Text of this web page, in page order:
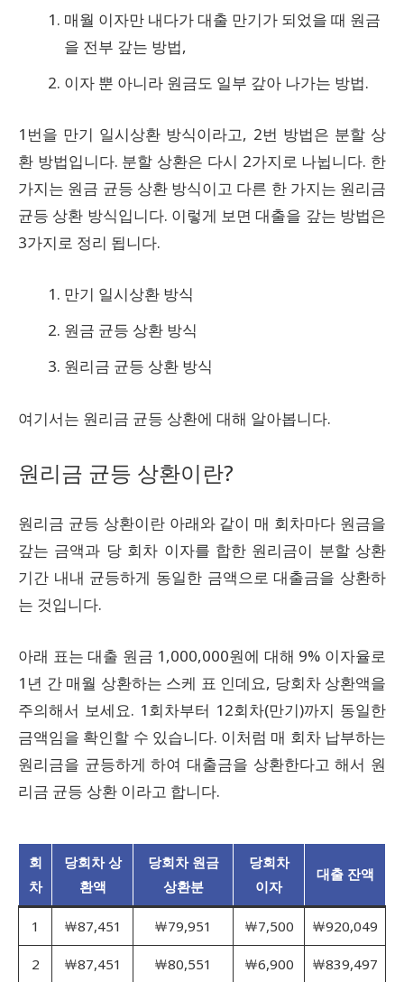
매월 이자만 내다가 대출 만기가 되었을 때 원금
을 전부 갚는 방법,
이자 뿐 아니라 원금도 일부 갚아 나가는 방법.
1번을 만기 일시상환 방식이라고, 2번 방법은 분할 상
환 방법입니다. 분할 상환은 다시 2가지로 나뉩니다. 한
가지는 원금 균등 상환 방식이고 다른 한 가지는 원리금
균등 상환 방식입니다. 이렇게 보면 대출을 갚는 방법은
3가지로 정리 됩니다.
만기 일시상환 방식
원금 균등 상환 방식
원리금 균등 상환 방식
여기서는 원리금 균등 상환에 대해 알아봅니다.
원리금 균등 상환이란?
원리금 균등 상환이란 아래와 같이 매 회차마다 원금을
갚는 금액과 당 회차 이자를 합한 원리금이 분할 상환
기간 내내 균등하게 동일한 금액으로 대출금을 상환하
는 것입니다.
아래 표는 대출 원금 1,000,000원에 대해 9% 이자율로
1년 간 매월 상환하는 스케 표 인데요, 당회차 상환액을
주의해서 보세요. 1회차부터 12회차(만기)까지 동일한
금액임을 확인할 수 있습니다. 이처럼 매 회차 납부하는
원리금을 균등하게 하여 대출금을 상환한다고 해서 원
리금 균등 상환 이라고 합니다.
회
차
당회차 상
환액
당회차 원금
상환분
당회차
이자
대출 잔액
1 ￦87,451 ￦79,951 ￦7,500 ￦920,049
2 ￦87,451 ￦80,551 ￦6,900 ￦839,497